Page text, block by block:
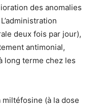
des anomalies
deux fois par jour),
antimonial,
long terme chez les
miltéfosine (à la dose